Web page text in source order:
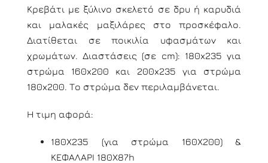
Κρεβάτι με ξύλινο σκελετό σε δρυ ή καρυδιά
και μαλακές μαξιλάρες στο προσκέφαλο.
Διατίθεται σε ποικιλία υφασμάτων και
χρωμάτων. Διαστάσεις (σε cm): 180x235 για
στρώμα 160x200 και 200x235 για στρώμα
180x200. Το στρώμα δεν περιλαμβάνεται.
Η τιμη αφορά:
180Χ235 (για στρώμα 160Χ200) &
ΚΕΦΑΛΑΡΙ 180Χ87h